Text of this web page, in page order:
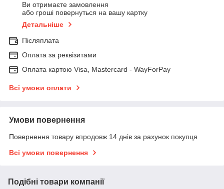
Ви отримаєте замовлення
або гроші повернуться на вашу картку
Детальніше
Післяплата
Оплата за реквізитами
Оплата картою Visa, Mastercard - WayForPay
Всі умови оплати
Умови повернення
Повернення товару впродовж 14 днів за рахунок покупця
Всі умови повернення
Подібні товари компанії